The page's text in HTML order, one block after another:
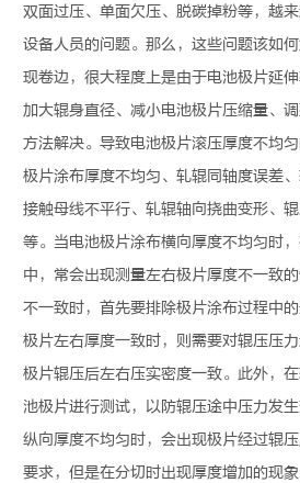
双面过压、单面欠压、脱碳掉粉等，越
设备人员的问题。那么，这些问题该如
现卷边，很大程度上是由于电池极片延
加大辊身直径、减小电池极片压缩量、
方法解决。导致电池极片滚压厚度不均
极片涂布厚度不均匀、轧辊同轴度误差
接触母线不平行、轧辊轴向挠曲变形、
等。当电池极片涂布横向厚度不均匀时
中，常会出现测量左右极片厚度不一致
不一致时，首先要排除极片涂布过程中
极片左右厚度一致时，则需要对辊压压
极片辊压后左右压实密度一致。此外，
池极片进行测试，以防辊压途中压力发
纵向厚度不均匀时，会出现极片经过辊
要求，但是在分切时出现厚度增加的现